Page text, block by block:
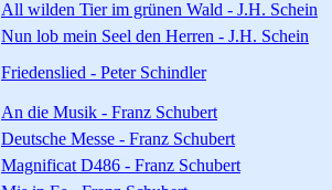
All wilden Tier im grünen Wald - J.H. Schein
Nun lob mein Seel den Herren - J.H. Schein
Friedenslied - Peter Schindler
An die Musik - Franz Schubert
Deutsche Messe - Franz Schubert
Magnificat D486 - Franz Schubert